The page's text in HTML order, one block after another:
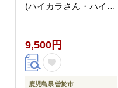
(ハイカラさん・ハイカ
比べ【山元商店】A878
9,500円
鹿児島県 曽於市